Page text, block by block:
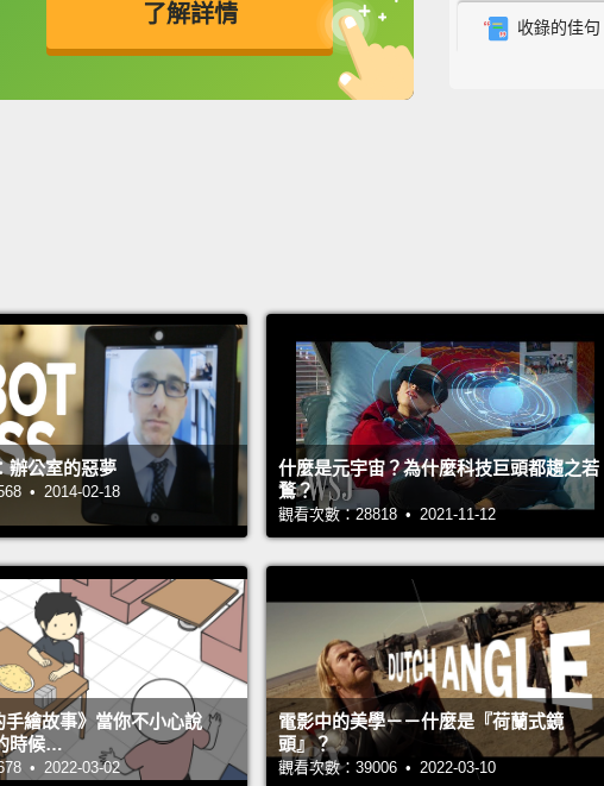
了解詳情
英
需要站著工作
出，一天中大
十四。
Even if you
you spend
your body.
compensate
do? Paying
healthier life
solutions are
upright
on your
收錄的佳句
辦公室的惡夢
• 2014-02-18
什麼是元宇宙？為什麼科技巨頭都趨之若
鶩？
觀看次數：28818 • 2021-11-12
繪故事》當你不小心說
時候…
• 2022-03-02
電影中的美學－－什麼是『荷蘭式鏡
頭』？
觀看次數：39006 • 2022-03-10